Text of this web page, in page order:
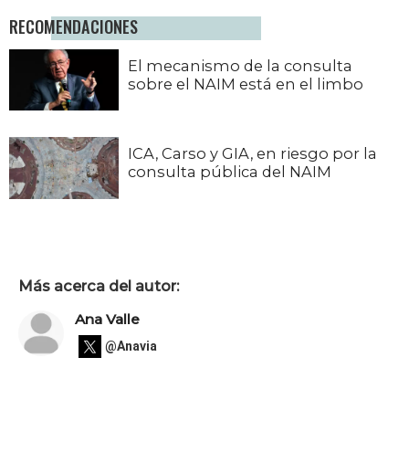
RECOMENDACIONES
El mecanismo de la consulta
sobre el NAIM está en el limbo
ICA, Carso y GIA, en riesgo por la
consulta pública del NAIM
Más acerca del autor:
Ana Valle
@Anavia